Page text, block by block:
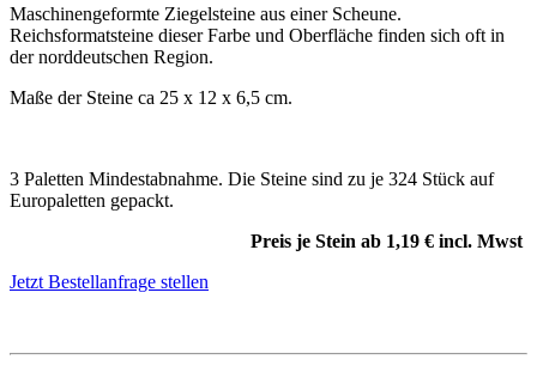
Maschinengeformte Ziegelsteine aus einer Scheune.
Reichsformatsteine dieser Farbe und Oberfläche finden sich oft in
der norddeutschen Region.
Maße der Steine ca 25 x 12 x 6,5 cm.
3 Paletten Mindestabnahme. Die Steine sind zu je 324 Stück auf
Europaletten gepackt.
Preis je Stein ab 1,19 € incl. Mwst
Jetzt Bestellanfrage stellen